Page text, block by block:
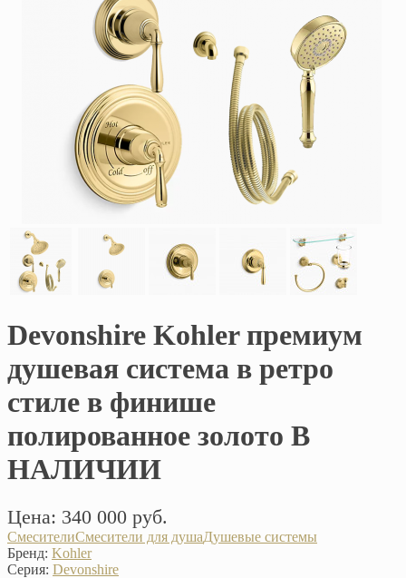
Devonshire Kohler премиум
душевая система в ретро
стиле в финише
полированное золото В
НАЛИЧИИ
Цена: 340 000 руб.
СмесителиСмесители для душаДушевые системы
Бренд: Kohler
Серия: Devonshire